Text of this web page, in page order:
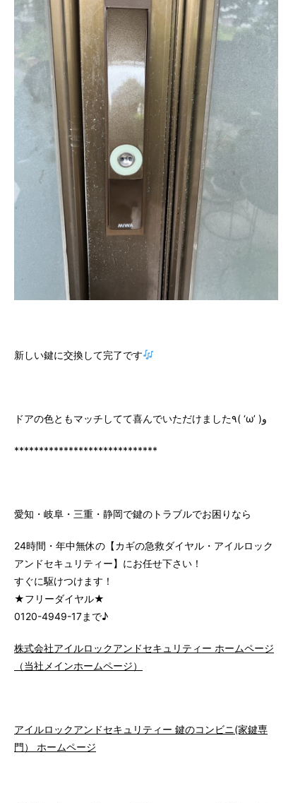
新しい鍵に交換して完了です
ドアの色ともマッチしてて喜んでいただけました٩( ‘ω’ )و
*****************************
愛知・岐阜・三重・静岡で鍵のトラブルでお困りなら
24時間・年中無休の【カギの急救ダイヤル・アイルロック
アンドセキュリティー】にお任せ下さい！
すぐに駆けつけます！
★フリーダイヤル★
0120-4949-17まで♪
株式会社アイルロックアンドセキュリティー ホームページ
（当社メインホームページ）
アイルロックアンドセキュリティー 鍵のコンビニ(家鍵専
門） ホームページ